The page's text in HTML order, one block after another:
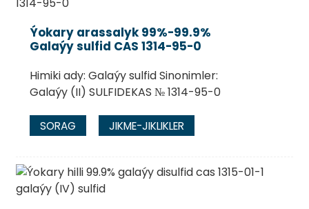
Ýokary arassalyk 99%-99.9%
Galaýy sulfid CAS 1314-95-0
Himiki ady: Galaýy sulfid Sinonimler:
Galaýy (II) SULFIDEKAS № 1314-95-0
SORAG JIKME-JIKLIKLER